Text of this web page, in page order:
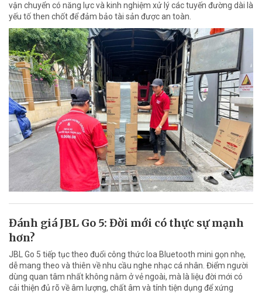
vận chuyển có năng lực và kinh nghiệm xử lý các tuyến đường dài là
yếu tố then chốt để đảm bảo tài sản được an toàn.
Đánh giá JBL Go 5: Đời mới có thực sự mạnh
hơn?
JBL Go 5 tiếp tục theo đuổi công thức loa Bluetooth mini gọn nhẹ,
dễ mang theo và thiên về nhu cầu nghe nhạc cá nhân. Điểm người
dùng quan tâm nhất không nằm ở vẻ ngoài, mà là liệu đời mới có
cải thiện đủ rõ về âm lượng, chất âm và tính tiện dụng để xứng